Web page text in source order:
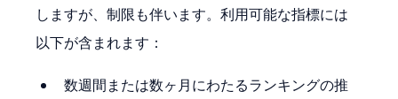
しますが、制限も伴います。利用可能な指標には
以下が含まれます：
数週間または数ヶ月にわたるランキングの推